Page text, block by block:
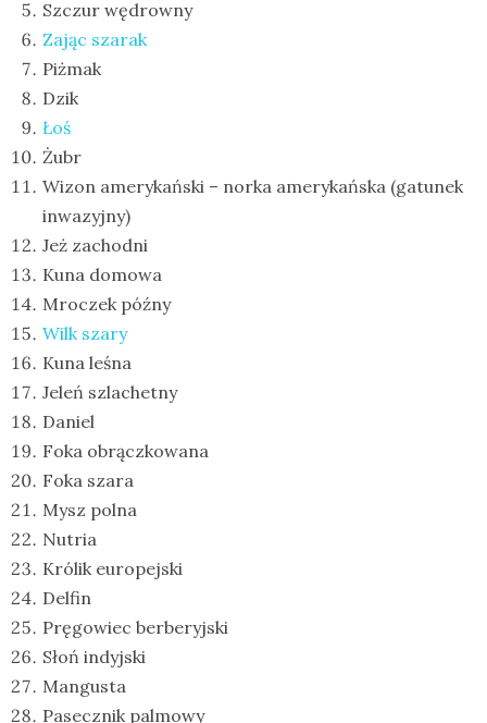
Szczur wędrowny
Zając szarak
Piżmak
Dzik
Łoś
Żubr
Wizon amerykański – norka amerykańska (gatunek
inwazyjny)
Jeż zachodni
Kuna domowa
Mroczek późny
Wilk szary
Kuna leśna
Jeleń szlachetny
Daniel
Foka obrączkowana
Foka szara
Mysz polna
Nutria
Królik europejski
Delfin
Pręgowiec berberyjski
Słoń indyjski
Mangusta
Pasecznik palmowy